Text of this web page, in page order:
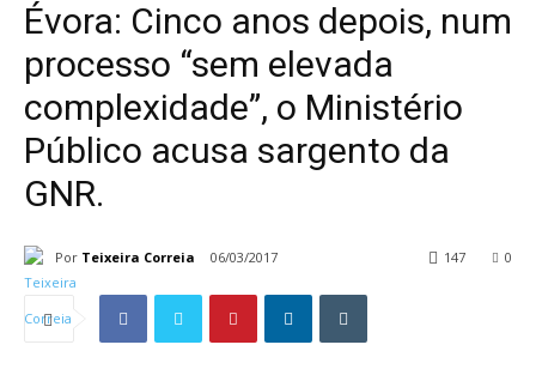
Évora: Cinco anos depois, num
processo “sem elevada
complexidade”, o Ministério
Público acusa sargento da
GNR.
Por Teixeira Correia 06/03/2017 0
147